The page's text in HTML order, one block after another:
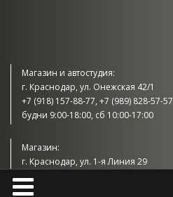
Магазин и автостудия:
г. Краснодар, ул. Онежская 42/1
+7 (918) 157-88-77, +7 (989) 828-57-57
будни 9:00-18:00, сб 10:00-17:00
Магазин:
г. Краснодар, ул. 1-я Линия 29
+7 (989) 830-57-57
будни 9:00-18:00, сб 10:00-17:00